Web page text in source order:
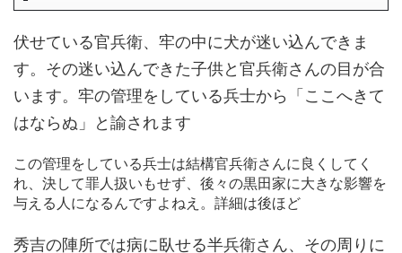
伏せている官兵衛、牢の中に犬が迷い込んできま
す。その迷い込んできた子供と官兵衛さんの目が合
います。牢の管理をしている兵士から「ここへきて
はならぬ」と諭されます
この管理をしている兵士は結構官兵衛さんに良くしてく
れ、決して罪人扱いもせず、後々の黒田家に大きな影響を
与える人になるんですよねえ。詳細は後ほど
秀吉の陣所では病に臥せる半兵衛さん、その周りに